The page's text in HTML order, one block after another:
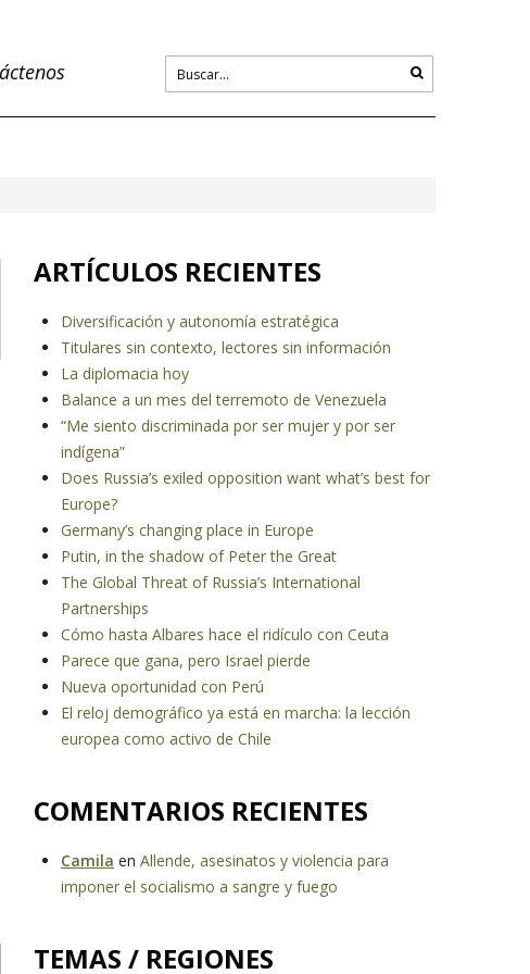
ARTÍCULOS RECIENTES
Diversificación y autonomía estratégica
Titulares sin contexto, lectores sin información
La diplomacia hoy
Balance a un mes del terremoto de Venezuela
“Me siento discriminada por ser mujer y por ser
indígena”
Does Russia’s exiled opposition want what’s best for
Europe?
Germany’s changing place in Europe
Putin, in the shadow of Peter the Great
The Global Threat of Russia’s International
Partnerships
Cómo hasta Albares hace el ridículo con Ceuta
Parece que gana, pero Israel pierde
Nueva oportunidad con Perú
El reloj demográfico ya está en marcha: la lección
europea como activo de Chile
COMENTARIOS RECIENTES
Camila en Allende, asesinatos y violencia para
imponer el socialismo a sangre y fuego
TEMAS / REGIONES